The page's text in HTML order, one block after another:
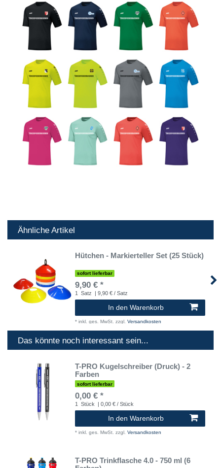
Ähnliche Artikel
Hütchen - Markierteller Set (25 Stück)
sofort lieferbar
9,90 € *
1 Satz | 9,90 € / Satz
In den Warenkorb
* inkl. ges. MwSt. zzgl. Versandkosten
Das könnte noch interessant sein...
T-PRO Kugelschreiber (Druck) - 2
Farben
sofort lieferbar
0,00 € *
1 Stück | 0,00 € / Stück
In den Warenkorb
* inkl. ges. MwSt. zzgl. Versandkosten
T-PRO Trinkflasche 4.0 - 750 ml (6